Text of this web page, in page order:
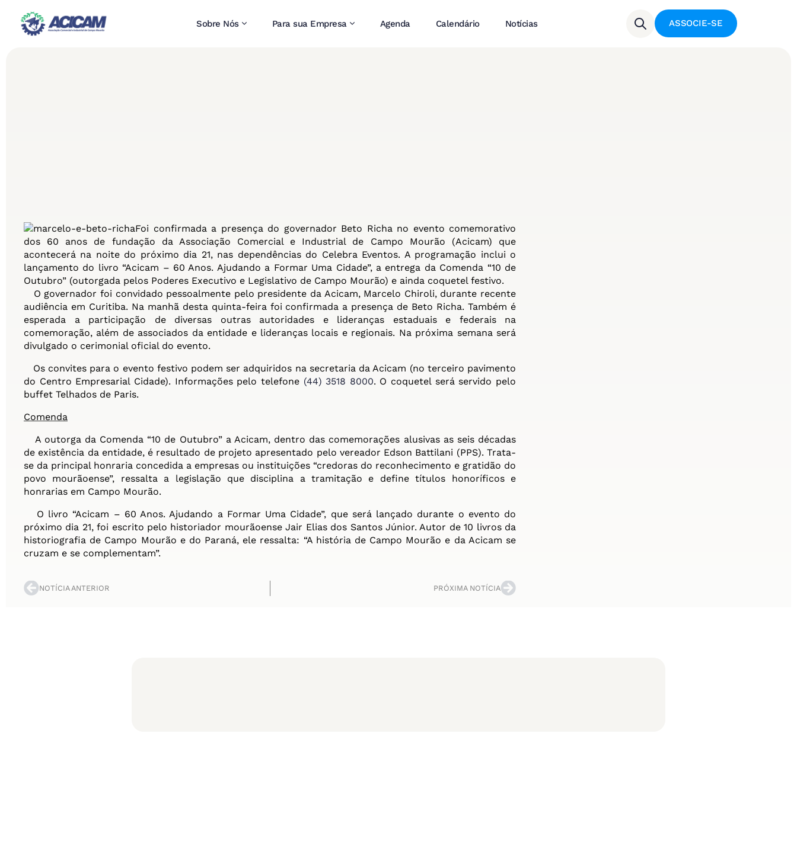
Sobre Nós Para sua Empresa Agenda Calendário Notícias ASSOCIE-SE
Foi confirmada a presença do governador Beto Richa no evento comemorativo
dos 60 anos de fundação da Associação Comercial e Industrial de Campo Mourão (Acicam) que
acontecerá na noite do próximo dia 21, nas dependências do Celebra Eventos. A programação inclui o
lançamento do livro “Acicam – 60 Anos. Ajudando a Formar Uma Cidade”, a entrega da Comenda “10 de
Outubro” (outorgada pelos Poderes Executivo e Legislativo de Campo Mourão) e ainda coquetel festivo.
O governador foi convidado pessoalmente pelo presidente da Acicam, Marcelo Chiroli, durante recente
audiência em Curitiba. Na manhã desta quinta-feira foi confirmada a presença de Beto Richa. Também é
esperada a participação de diversas outras autoridades e lideranças estaduais e federais na
comemoração, além de associados da entidade e lideranças locais e regionais. Na próxima semana será
divulgado o cerimonial oficial do evento.
Os convites para o evento festivo podem ser adquiridos na secretaria da Acicam (no terceiro pavimento
do Centro Empresarial Cidade). Informações pelo telefone (44) 3518 8000. O coquetel será servido pelo
buffet Telhados de Paris.
Comenda
A outorga da Comenda “10 de Outubro” a Acicam, dentro das comemorações alusivas as seis décadas
de existência da entidade, é resultado de projeto apresentado pelo vereador Edson Battilani (PPS). Trata-
se da principal honraria concedida a empresas ou instituições “credoras do reconhecimento e gratidão do
povo mourãoense”, ressalta a legislação que disciplina a tramitação e define títulos honoríficos e
honrarias em Campo Mourão.
O livro “Acicam – 60 Anos. Ajudando a Formar Uma Cidade”, que será lançado durante o evento do
próximo dia 21, foi escrito pelo historiador mourãoense Jair Elias dos Santos Júnior. Autor de 10 livros da
historiografia de Campo Mourão e do Paraná, ele ressalta: “A história de Campo Mourão e da Acicam se
cruzam e se complementam”.
NOTÍCIA ANTERIOR PRÓXIMA NOTÍCIA